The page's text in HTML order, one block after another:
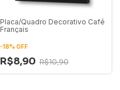
Placa/Quadro Decorativo Café
Français
-18% OFF
R$8,90 R$10,90